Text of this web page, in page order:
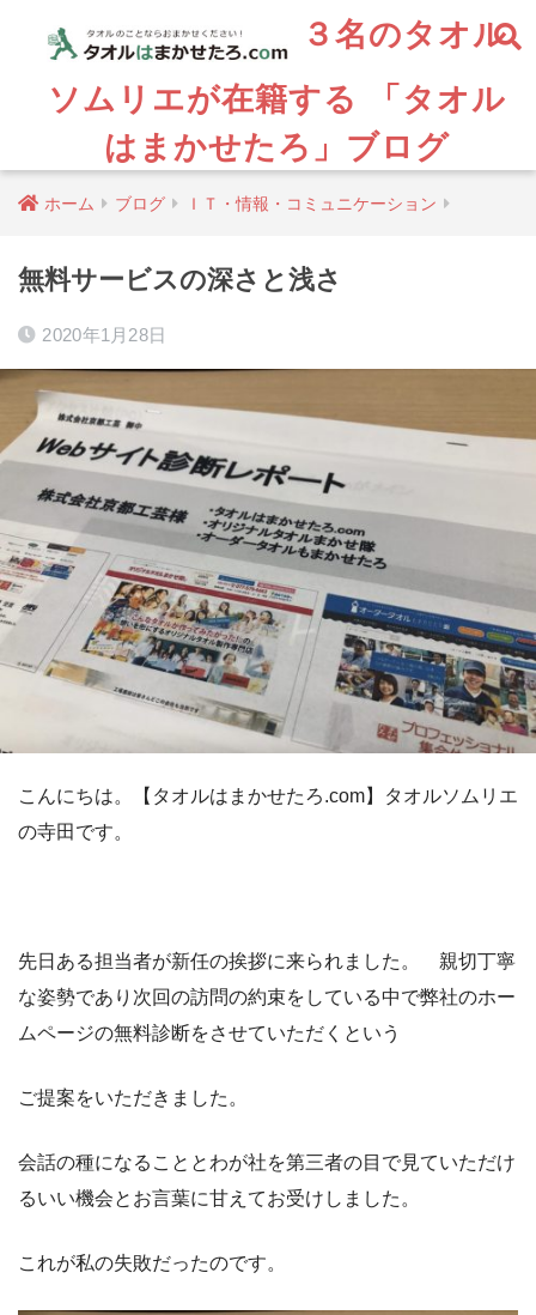
３名のタオル
ソムリエが在籍する 「タオル
はまかせたろ」ブログ
ホーム ブログ ＩＴ・情報・コミュニケーション
無料サービスの深さと浅さ
2020年1月28日
こんにちは。【タオルはまかせたろ.com】タオルソムリエ
の寺田です。
先日ある担当者が新任の挨拶に来られました。 親切丁寧
な姿勢であり次回の訪問の約束をしている中で弊社のホー
ムページの無料診断をさせていただくという
ご提案をいただきました。
会話の種になることとわが社を第三者の目で見ていただけ
るいい機会とお言葉に甘えてお受けしました。
これが私の失敗だったのです。